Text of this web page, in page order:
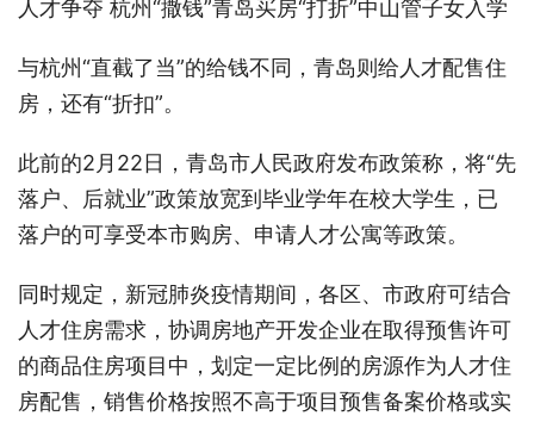
人才争夺 杭州“撒钱”青岛买房“打折”中山管子女入学
与杭州“直截了当”的给钱不同，青岛则给人才配售住
房，还有“折扣”。
此前的2月22日，青岛市人民政府发布政策称，将“先
落户、后就业”政策放宽到毕业学年在校大学生，已
落户的可享受本市购房、申请人才公寓等政策。
同时规定，新冠肺炎疫情期间，各区、市政府可结合
人才住房需求，协调房地产开发企业在取得预售许可
的商品住房项目中，划定一定比例的房源作为人才住
房配售，销售价格按照不高于项目预售备案价格或实